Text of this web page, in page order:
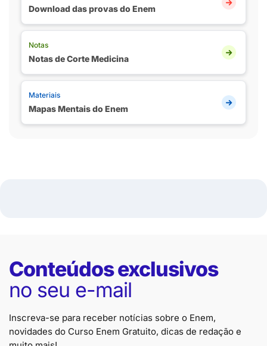
Download das provas do Enem
Notas
Notas de Corte Medicina
Materiais
Mapas Mentais do Enem
Conteúdos exclusivos
no seu e-mail
Inscreva-se para receber notícias sobre o Enem,
novidades do Curso Enem Gratuito, dicas de redação e